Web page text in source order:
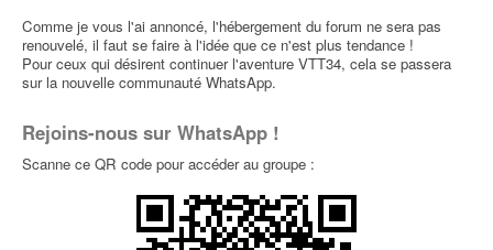
Comme je vous l'ai annoncé, l'hébergement du forum ne sera pas
renouvelé, il faut se faire à l'idée que ce n'est plus tendance !
Pour ceux qui désirent continuer l'aventure VTT34, cela se passera
sur la nouvelle communauté WhatsApp.
Rejoins-nous sur WhatsApp !
Scanne ce QR code pour accéder au groupe :
QUI EST EN LIGNE ?
Utilisateur(s) parcourant ce forum : Aucun utilisateur inscrit et 1 invité
PERMISSIONS DU FORUM
ne pouvez pasrépondre aux sujets dans ce forum
ne pouvez paséditer vos messages dans ce forum
ne pouvez passupprimer vos messages dans ce forum